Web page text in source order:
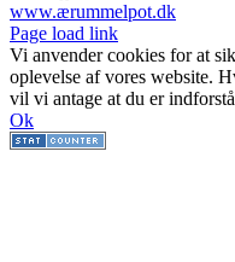
www.ærummelpot.dk
Facebook
Facebook
Facebook
Facebook
Instagram
Instagram
Instagram
LinkedIn
Page load link
Vi anvender cookies for at
oplevelse af vores website.
vil vi antage at du er
Ok
Go